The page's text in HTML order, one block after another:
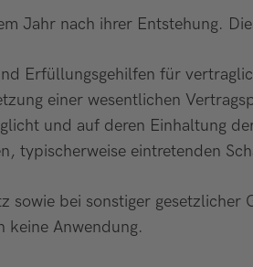
Jahr nach ihrer Entstehung.
Erfüllungsgehilfen für
einer wesentlichen
und auf deren Einhaltung
typischerweise eintretenden
sowie bei sonstiger
keine Anwendung.